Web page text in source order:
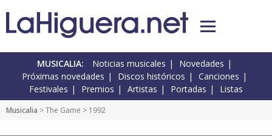
MUSICALIA: Noticias musicales
Novedades
Próximas novedades
Discos históricos
Canciones
Festivales
Premios Artistas Portadas Listas
Musicalia >The Game > 1992